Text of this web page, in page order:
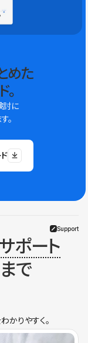
めた
討に
。
Support
ポート
で
かりやすく。